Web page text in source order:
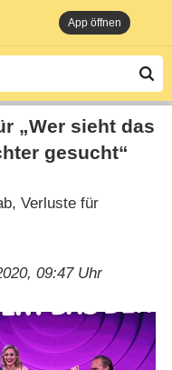
App öffnen
„Wer sieht das
gesucht“
Verluste für
09:47 Uhr